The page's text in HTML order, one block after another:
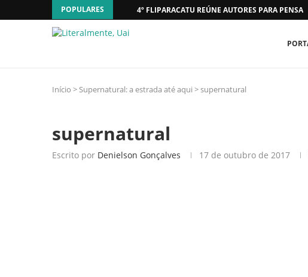
POPULARES 4º FLIPARACATU REÚNE AUTORES PARA
Início >Supernatural: a estrada até aqui >supernatural
supernatural
Escrito por Denielson Gonçalves 17 de outubro de 2017